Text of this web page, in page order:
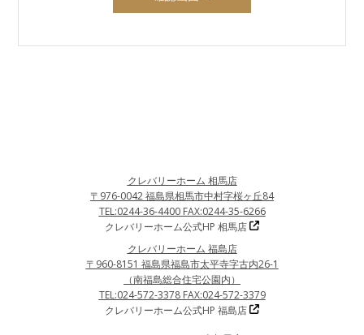
クレバリーホーム 相馬店
〒976-0042 福島県相馬市中村字桜ヶ丘84
TEL:0244-36-4400 FAX:0244-35-6266
クレバリーホーム公式HP 相馬店
クレバリーホーム 福島店
〒960-8151 福島県福島市太平寺字古内26-1
（南福島総合住宅公園内）
TEL:024-572-3378 FAX:024-572-3379
クレバリーホーム公式HP 福島店